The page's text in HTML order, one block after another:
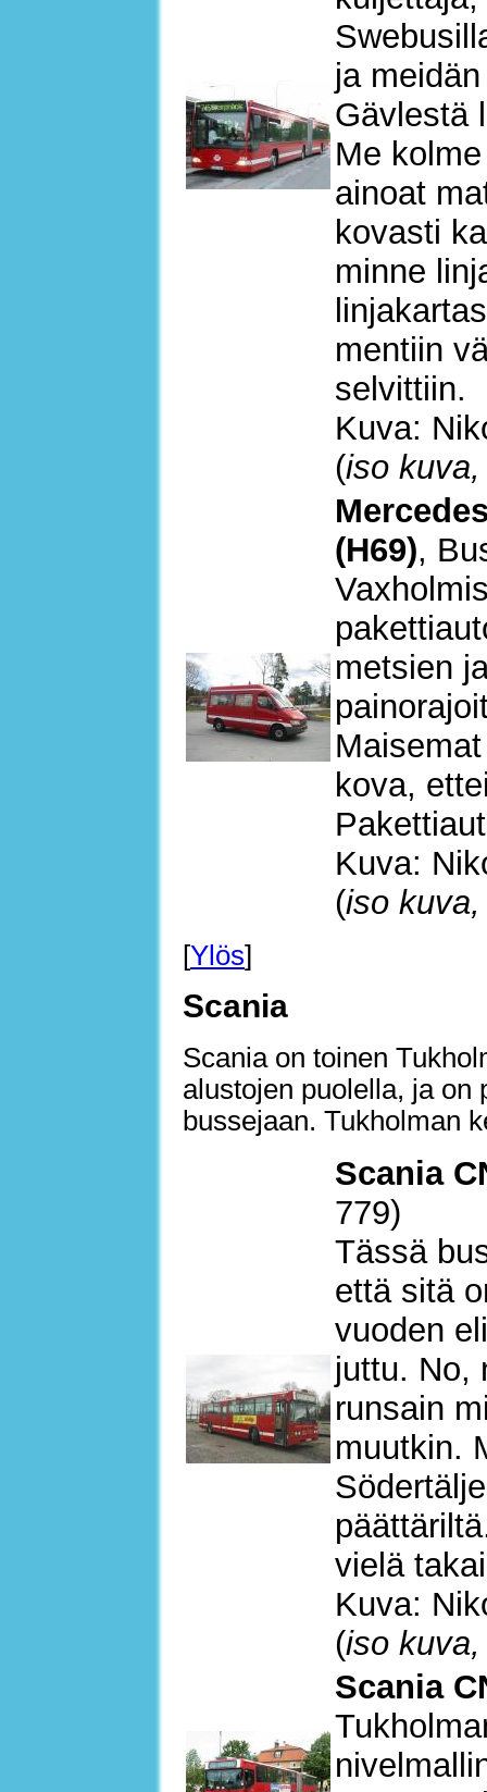
ja
Gävlestä
Me
ainoat
kovasti
minne
mentiin
selvittiin.
Kuva:
(iso
(H69),
metsien
kova,
Kuva:
(iso
[Ylös]
Scania
Scania on toinen
alustojen puolella, ja on
bussejaan. Tukholman
Scania
779)
Tässä
että sitä
vuoden
juttu. No,
runsain
muutkin.
vielä
Kuva:
(iso
Scania